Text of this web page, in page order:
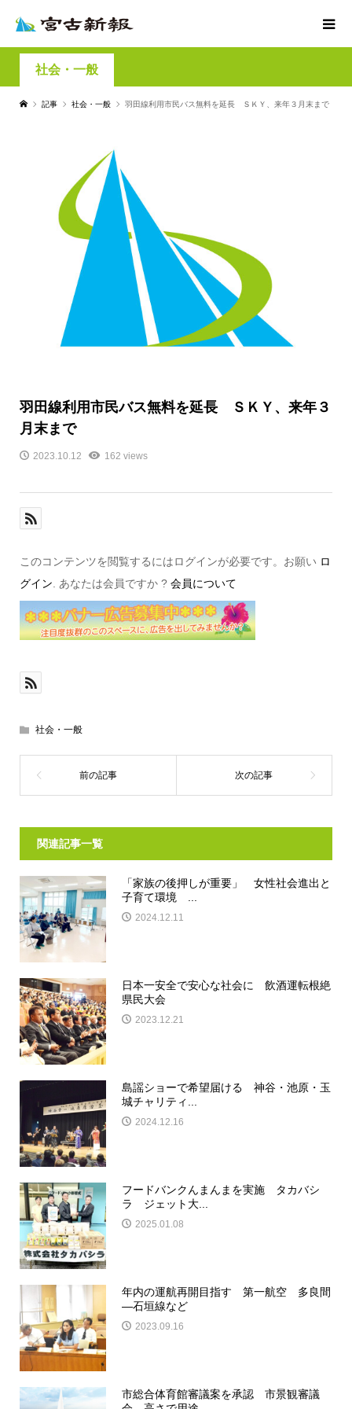
社会・一般
記事 社会・一般 羽田線利用市民バス無料を延長 ＳＫＹ、来年３月末まで
羽田線利用市民バス無料を延長 ＳＫＹ、来年３
月末まで
2023.10.12 162 views
このコンテンツを閲覧するにはログインが必要です。お願い ロ
グイン . あなたは会員ですか ? 会員について
社会・一般
関連記事一覧
「家族の後押しが重要」 女性社会進出と
子育て環境 ...
2024.12.11
日本一安全で安心な社会に 飲酒運転根絶
県民大会
2023.12.21
島謡ショーで希望届ける 神谷・池原・玉
城チャリティ...
2024.12.16
フードバンクんまんまを実施 タカバシ
ラ ジェット大...
2025.01.08
年内の運航再開目指す 第一航空 多良間
―石垣線など
2023.09.16
市総合体育館審議案を承認 市景観審議